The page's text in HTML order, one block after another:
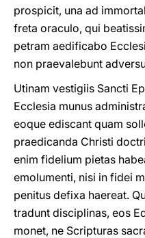
prospicit, una ad
freta oraculo, qui
petram aedificabo
non praevalebunt
Utinam vestigiis Sancti
Ecclesia munus
eoque ediscant quam
praedicanda Christi
enim fidelium pietas
emolumenti, nisi in fidei
penitus defixa haereat.
tradunt disciplinas, eos
monet, ne Scripturas